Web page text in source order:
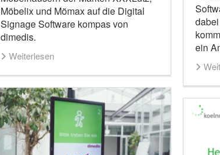
Möbelix und Mömax auf die Digital
Signage Software kompas von
dimedis.
Weiterlesen
ein